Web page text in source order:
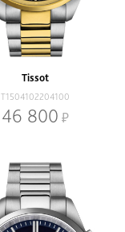
Tissot
T1504102204100
46 800